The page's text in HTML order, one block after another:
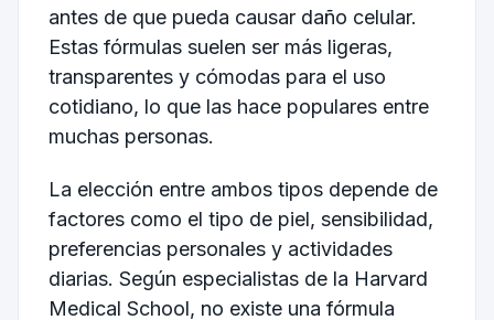
antes de que pueda causar daño celular.
Estas fórmulas suelen ser más ligeras,
transparentes y cómodas para el uso
cotidiano, lo que las hace populares entre
muchas personas.
La elección entre ambos tipos depende de
factores como el tipo de piel, sensibilidad,
preferencias personales y actividades
diarias. Según especialistas de la Harvard
Medical School, no existe una fórmula